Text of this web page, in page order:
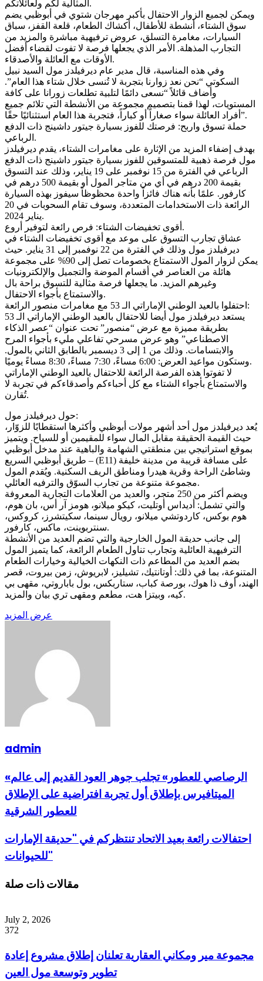
المثالية لكم ولعائلاتكم.
ويمكن لجميع الزوار الاحتفال بأكبر مهرجان شتوي في أبوظبي يضم
سوق الشتاء، أنشطة للأطفال، أكشاك الطعام، قلعة القفز، سباق
السيارات، مغامرة التسلق، عروض ترفيهية مباشرة والمزيد من
التجارب المذهلة. الأمر الذي يجعلها فرصة لا تفوت لقضاء أفضل
الأوقات مع العائلة والأصدقاء.
وفي هذه المناسبة، قال مدير عام ديرفيلدز مول السيد نبيل
السكوتي “نحن نعد زوارنا بتجربة لا تُنسى خلال شتاء هذا العام”.
وأضاف قائلاً “نسعى دائمًا لتلبية تطلعات زورانا على كافة
المستويات، لهذا قمنا بتصميم مجموعة من الأنشطة التي تلائم جميع
أفراد العائلة سواء صغاراً أو كباراً، فتجربة هذا العام استثنائيًا حقًا”.
حملة تسوق واربح: فرصتك للفوز بسيارة جيتور داشينج ذات الدفع
الرباعي.
بهدف إضفاء المزيد من الإثارة على مغامرات الشتاء، يقدم ديرفيلدز
مول فرصة ذهبية للمتسوقين للفوز بسيارة جيتور داشينج ذات الدفع
الرباعي في الفترة من 15 نوفمبر على 19 يناير، وذلك عند التسوق
بقيمة 200 درهم في أي من متاجر المول أو بقيمة 500 درهم في
كارفور. علمًا بأنه هناك فائزاً واحدة محظوظاً سيفوز بهذه السيارة
الرائعة ذات الاستخدامات المتعددة، وسوف تقام السحوبات في 20
يناير 2024.
أقوى تخفيضات الشتاء: فرص رائعة لتوفير أروع.
عشاق تجارب التسوق على موعد مع أقوى تخفيضات الشتاء في
ديرفيلدز مول وذلك في الفترة من 22 نوفمبر إلى 31 يناير. حيث
يمكن لزوار المول الاستمتاع بخصومات تصل إلى 90% على مجموعة
هائلة من العناصر في أقسام الموضة والتجميل والإلكترونيات
وغيرهم المزيد. ما يجعلها فرصة مثالية للتسوق براحة بال
والاستمتاع بأجواء الاحتفال.
احتفلوا بالعيد الوطني الإماراتي الـ 53 مع مغامرات منصور الرائعة:
يستعد ديرفيلدز مول أيضا للاحتفال بالعيد الوطني الإماراتي الـ 53
بطريقة مميزة مع عرض “منصور” تحت عنوان “عصر الذكاء
الاصطناعي” وهو عرض مسرحي تفاعلي مليء بأجواء المرح
والابتسامات. وذلك من 1 إلى 3 ديسمبر بالطابق الثاني بالمول.
وستكون مواعيد العرض: 6:00 مساءً، 7:30 مساءً، 8:30 مساءً يوميًا.
لا تفوتوا هذه الفرصة الرائعة للاحتفال بالعيد الوطني الإماراتي
والاستمتاع بأجواء الشتاء مع كل أحباءكم وأصدقاءكم في تجربة لا
تُقارن.
حول ديرفيلدز مول:
يُعد ديرفيلدز مول أحد أشهر مولات أبوظبي وأكثرها استقطابًا للزوّار،
حيث القيمة الحقيقة مقابل المال سواء للمقيمين أو للسياح. ويتميز
بموقع استراتيجي بين منطقتي الشهامة والباهية عند مدخل أبوظبي
– طريق أبوظبي السريع (E11) على مسافة قريبة من مدينة خليفة
وشاطئ الراحة وقرية هيدرا ومناطق الريف السكنية. ويُقدم المول
مجموعة متنوعة من تجارب السوّق والترفيه العائلي.
ويضم أكثر من 250 متجر، والعديد من العلامات التجارية المعروفة
والتي تشمل: أديداس أوتليت، كيكو ميلانو، هومز آر أس، بان هوم،
هوم بوكس، كاردوتشي ميلانو، رويال سينما، سكيتشرز، كروكس،
سنتربوينت، ماكس، كارفور.
إلى جانب حديقة المول الخارجية والتي تضم العديد من الأنشطة
الترفيهية العائلية وتجارب تناول الطعام الرائعة، كما يتميز المول
بضم العديد من المطاعم ذات النكهات الخيالية وخيارات الطعام
المتنوعة، بما في ذلك: أوتانتيك، تشيليز، لابريوش، زمن بيروت، قصر
الهند، أوف ذا هوك، بورصة كباب، ستاربكس، بول باباروتي، مقهى بي
كيه، وبيتزا هت، مطعم ومقهى تري بيان والمزيد.
عرض المزيد
admin
«الرصاصي للعطور» تجلب جوهر العود القديم إلى عالم
الميتافيرس بإطلاق أول تجربة افتراضية على الإطلاق
للعطور الشرقية
احتفالات رائعة بعيد الاتحاد تنتظركم في "حديقة الإمارات
للحيوانات"
مقالات ذات صلة
July 2, 2026
372
مجموعة مير ومكاني العقارية تعلنان إطلاق مشروع إعادة
تطوير وتوسعة مول العين